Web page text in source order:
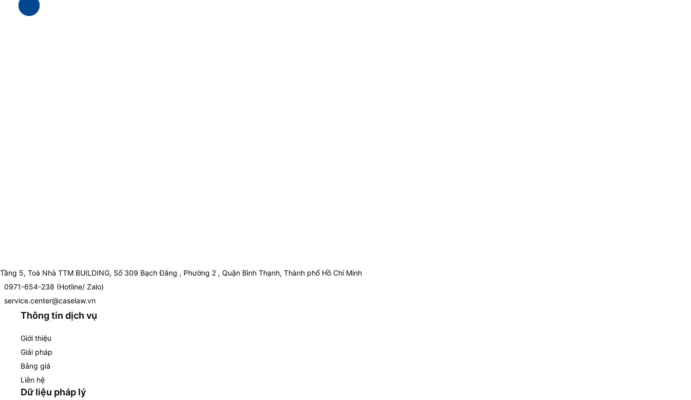
Tầng 5, Toà Nhà TTM BUILDING, Số 309 Bạch Đằng , Phường 2 , Quận Bình Thạnh, Thành phố Hồ Chí Minh
0971-654-238 (Hotline/ Zalo)
service.center@caselaw.vn
Thông tin dịch vụ
Giới thiệu
Giải pháp
Bảng giá
Liên hệ
Dữ liệu pháp lý